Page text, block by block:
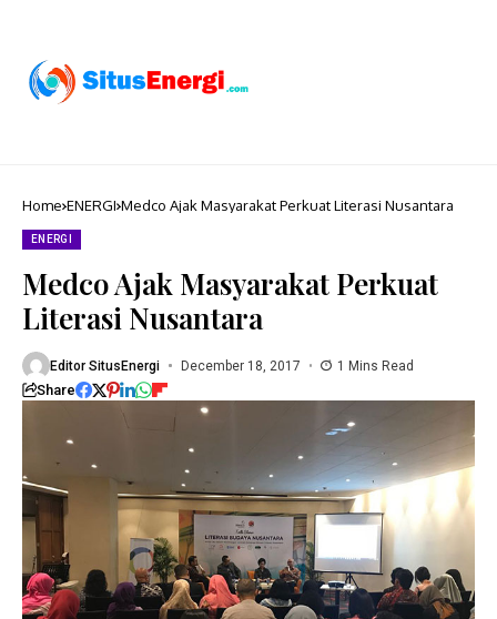
Home ENERGI Medco Ajak Masyarakat Perkuat Literasi Nusantara
ENERGI
Medco Ajak Masyarakat Perkuat
Literasi Nusantara
Editor SitusEnergi December 18, 2017 1 Mins Read
Share